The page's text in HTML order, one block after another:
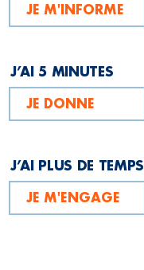
JE M'INFORME
J’AI 5 MINUTES
JE DONNE
J’AI PLUS DE TEMPS
JE M'ENGAGE